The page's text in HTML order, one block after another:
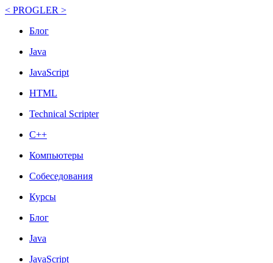
< PROGLER >
Блог
Java
JavaScript
HTML
Technical Scripter
C++
Компьютеры
Собеседования
Курсы
Блог
Java
JavaScript